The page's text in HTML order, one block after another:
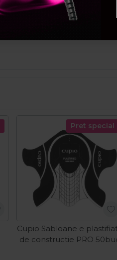
Pret special
Cupio Sabloane e
de constructie PRO